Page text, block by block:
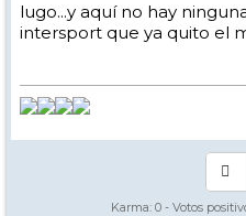
lugo...y aquí no hay
intersport que ya quito el
Karma: 0 - Votos